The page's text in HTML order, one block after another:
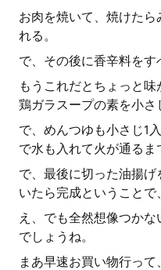
お肉を焼いて、焼けた
れる。
で、その後に香辛料をす
もうこれだとちょっと
鶏ガラスープの素を小さ
で、めんつゆも小さじ1
で水も入れて火が通るま
で、最後に切った油揚
いたら完成ということ
え、でも全然想像つか
でしょうね。
まあ早速お買い物行って